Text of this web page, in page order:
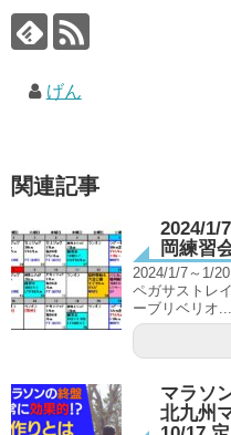
げん
関連記事
2024/1/
岡練習
2024/1/7～1/
ペガサストレ
ーブリベリオ...
マラソ
北九州